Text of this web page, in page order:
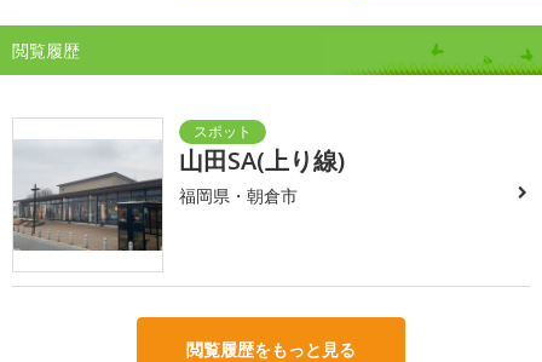
閲覧履歴
山田SA(上り線)
福岡県・朝倉市
閲覧履歴をもっと見る